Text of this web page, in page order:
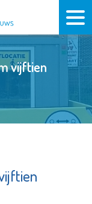
vijftien